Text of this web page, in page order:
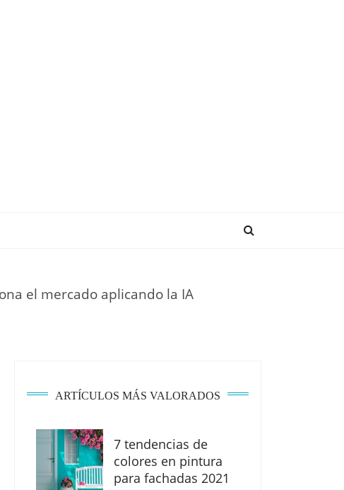
el mercado aplicando la IA
ARTÍCULOS MÁS VALORADOS
7 tendencias de
colores en pintura
para fachadas 2021